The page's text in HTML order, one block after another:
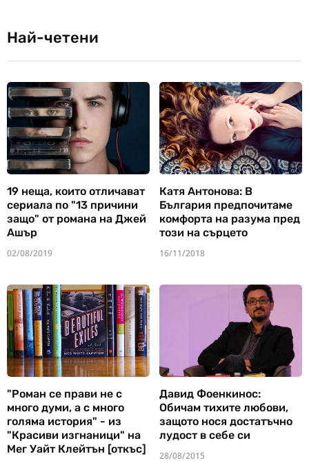
Най-четени
19 неща, които отличават
сериала по "13 причини
защо" от романа на Джей
Ашър
02/08/2019
Катя Антонова: В
България предпочитаме
комфорта на разума пред
този на сърцето
16/11/2018
"Роман се прави не с
много думи, а с много
голяма история" - из
"Красиви изгнаници" на
Мег Уайт Клейтън [откъс]
Давид Фоенкинос:
Обичам тихите любови,
защото нося достатъчно
лудост в себе си
28/08/2015